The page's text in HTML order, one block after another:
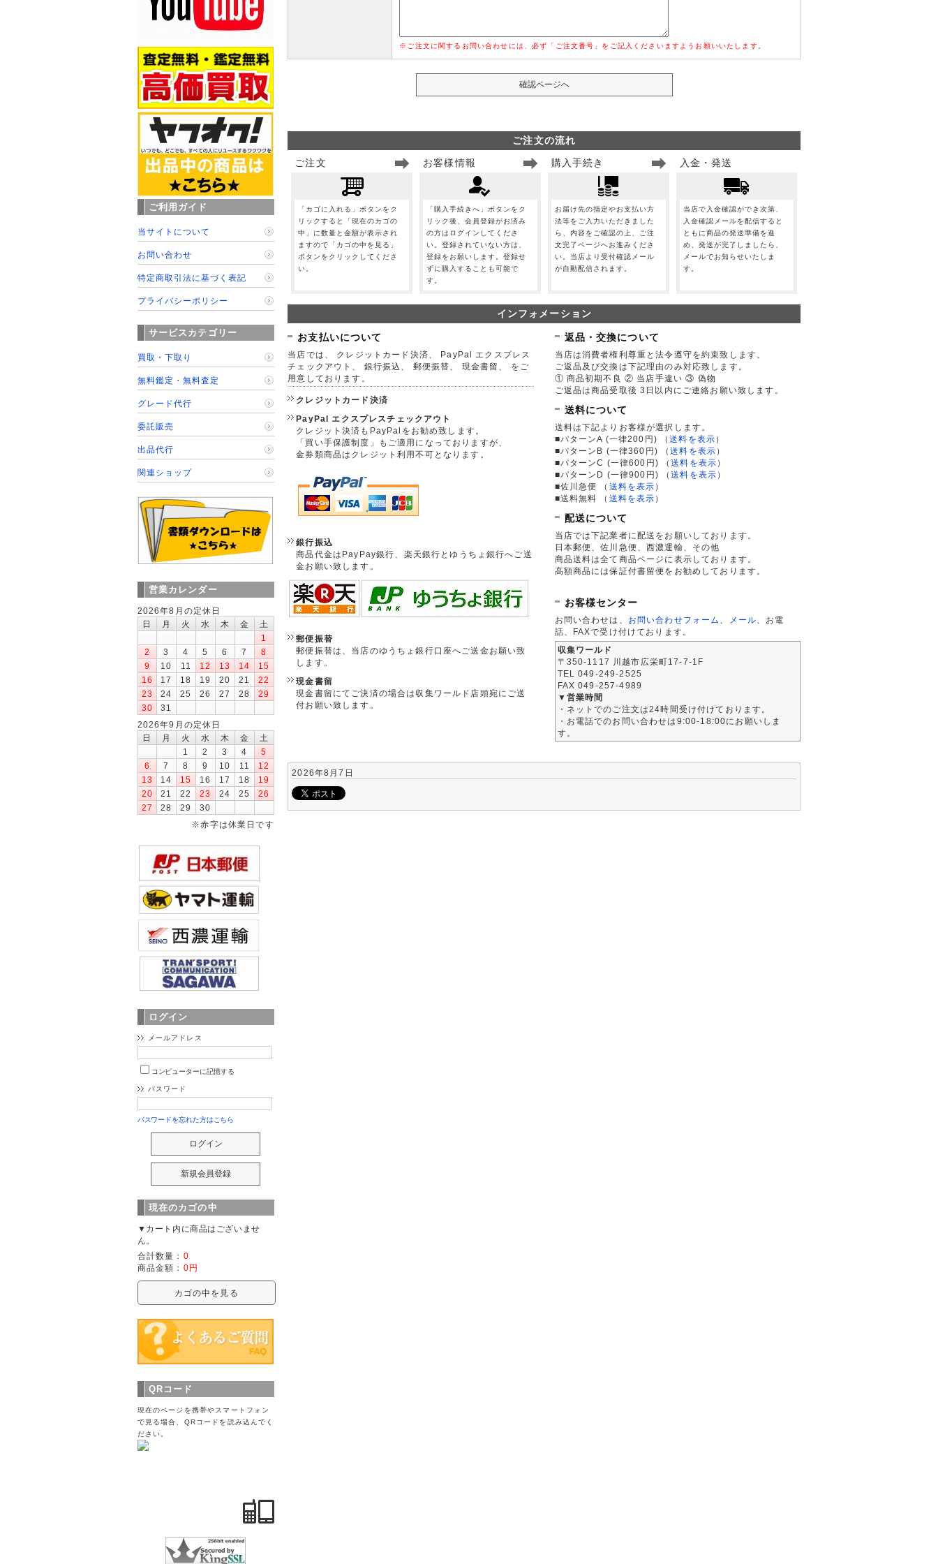
※ご注文に関するお問い合わせには、必ず「ご注文番号」をご記入くださいますようお願いいたします。
ご注文の流れ
ご注文
「カゴに入れる」ボタンをク
リックすると「現在のカゴの
中」に数量と金額が表示され
ますので「カゴの中を見る」
ボタンをクリックしてくださ
い。
お客様情報
「購入手続きへ」ボタンをク
リック後、会員登録がお済み
の方はログインしてくださ
い。登録されていない方は、
登録をお願いします。登録せ
ずに購入することも可能で
す。
購入手続き
お届け先の指定やお支払い方
法等をご入力いただきました
ら、内容をご確認の上、ご注
文完了ページへお進みくださ
い。当店より受付確認メール
が自動配信されます。
入金・発送
当店で入金確認ができ次第、
入金確認メールを配信すると
ともに商品の発送準備を進
め、発送が完了しましたら、
メールでお知らせいたしま
す。
インフォメーション
お支払いについて
当店では、 クレジットカード決済、 PayPal エクスプレス
チェックアウト、 銀行振込、 郵便振替、 現金書留、 をご
用意しております。
クレジットカード決済
PayPal エクスプレスチェックアウト
クレジット決済もPayPalをお勧め致します。
「買い手保護制度」もご適用になっておりますが、
金券類商品はクレジット利用不可となります。
銀行振込
商品代金はPayPay銀行、楽天銀行とゆうちょ銀行へご送
金お願い致します。
郵便振替
郵便振替は、当店のゆうちょ銀行口座へご送金お願い致
します。
現金書留
現金書留にてご決済の場合は収集ワールド店頭宛にご送
付お願い致します。
返品・交換について
当店は消費者権利尊重と法令遵守を約束致します。
ご返品及び交換は下記理由のみ対応致します。
① 商品初期不良 ② 当店手違い ③ 偽物
ご返品は商品受取後 3日以内にご連絡お願い致します。
送料について
送料は下記よりお客様が選択します。
■パターンA (一律200円)
（送料を表示 ）
■パターンB (一律360円)
（送料を表示 ）
■パターンC (一律600円)
（送料を表示 ）
■パターンD (一律900円)
（送料を表示 ）
■佐川急便
（ 送料を表示 ）
■送料無料
（ 送料を表示 ）
配送について
当店では下記業者に配送をお願いしております。
日本郵便、佐川急便、西濃運輸、その他
商品送料は全て商品ページに表示しております。
高額商品には保証付書留便をお勧めしております。
お客様センター
お問い合わせは、 お問い合わせフォーム メール 、お電
話、FAXで受け付けております。
収集ワールド
〒350-1117 川越市広栄町17-7-1F
TEL 049-249-2525
FAX 049-257-4989
▼営業時間
・ネットでのご注文は24時間受け付けております。
・お電話でのお問い合わせは9:00-18:00にお願いしま
す。
2026年8月7日
ご利用ガイド
当サイトについて
お問い合わせ
特定商取引法に基づく表記
プライバシーポリシー
サービスカテゴリー
買取・下取り
無料鑑定・無料査定
グレード代行
委託販売
出品代行
関連ショップ
営業カレンダー
2026年8月の定休日
日
月 火 水 木 金
土
1
2
3 4 5 6 7
8
9
10 11 12 13 14
15
16
17 18 19 20 21
22
23
24 25 26 27 28
29
30
31
2026年9月の定休日
日
月 火 水 木 金
土
1
2 3 4
5
6
7 8 9 10 11
12
13
14 15 16 17 18
19
20
21 22 23 24 25
26
27
28 29
30
※赤字は休業日です
ログイン
メールアドレス
コンピューターに記憶する
パスワード
パスワードを忘れた方はこちら
現在のカゴの中
▼カート内に商品はございませ
ん。
合計数量： 0
商品金額： 0円
カゴの中を見る
QRコード
現在のページを携帯やスマートフォン
で見る場合、QRコードを読み込んでく
ださい。